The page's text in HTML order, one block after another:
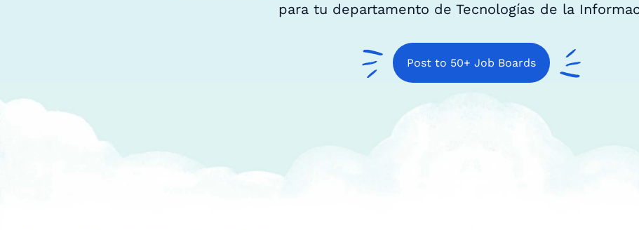
para tu departamento de Tecnologías de la
Post to 50+ Job Boards